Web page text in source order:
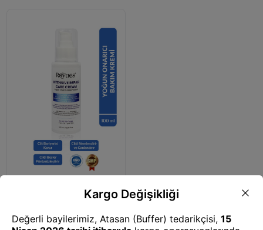
Onarıcı Cilt Bakım Kremi
Intensive Repair Care 100ml